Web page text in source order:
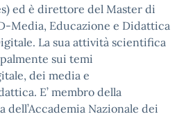
ed è direttore del Master di
Media, Educazione e Didattica
La sua attività scientifica
sui temi
dei media e
E’ membro della
dell’Accademia Nazionale dei